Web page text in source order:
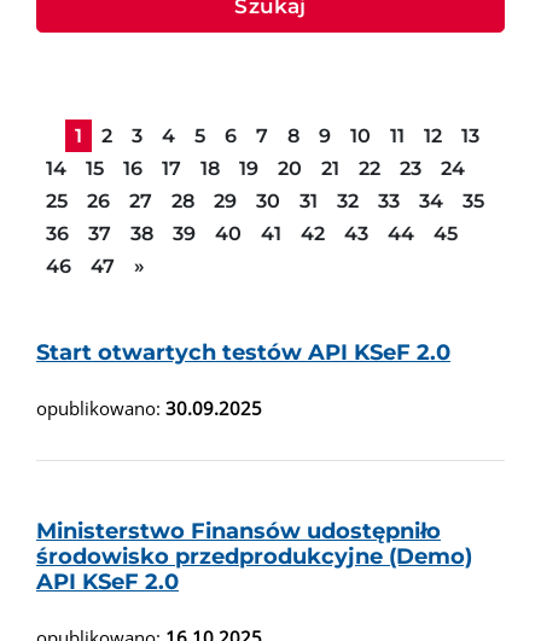
Szukaj
1 2 3 4 5 6 7 8 9 10 11 12
13
14
15 16 17 18 19 20 21 22 23
24
25
26 27 28 29 30 31 32 33 34
35
36
37 38 39 40 41 42 43 44
45
46
47 »
Start otwartych testów API KSeF 2.0
opublikowano: 30.09.2025
Ministerstwo Finansów udostępniło
środowisko przedprodukcyjne (Demo)
API KSeF 2.0